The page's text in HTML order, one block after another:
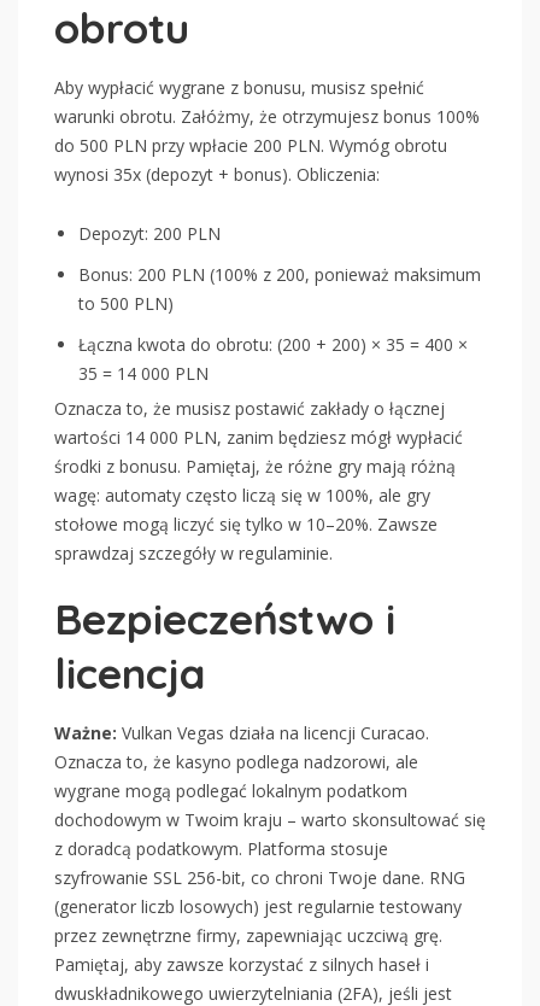
obrotu
Aby wypłacić wygrane z bonusu, musisz spełnić
warunki obrotu. Załóżmy, że otrzymujesz bonus 100%
do 500 PLN przy wpłacie 200 PLN. Wymóg obrotu
wynosi 35x (depozyt + bonus). Obliczenia:
Depozyt: 200 PLN
Bonus: 200 PLN (100% z 200, ponieważ maksimum
to 500 PLN)
Łączna kwota do obrotu: (200 + 200) × 35 = 400 ×
35 = 14 000 PLN
Oznacza to, że musisz postawić zakłady o łącznej
wartości 14 000 PLN, zanim będziesz mógł wypłacić
środki z bonusu. Pamiętaj, że różne gry mają różną
wagę: automaty często liczą się w 100%, ale gry
stołowe mogą liczyć się tylko w 10–20%. Zawsze
sprawdzaj szczegóły w regulaminie.
Bezpieczeństwo i
licencja
Ważne: Vulkan Vegas działa na licencji Curacao.
Oznacza to, że kasyno podlega nadzorowi, ale
wygrane mogą podlegać lokalnym podatkom
dochodowym w Twoim kraju – warto skonsultować się
z doradcą podatkowym. Platforma stosuje
szyfrowanie SSL 256-bit, co chroni Twoje dane. RNG
(generator liczb losowych) jest regularnie testowany
przez zewnętrzne firmy, zapewniając uczciwą grę.
Pamiętaj, aby zawsze korzystać z silnych haseł i
dwuskładnikowego uwierzytelniania (2FA), jeśli jest